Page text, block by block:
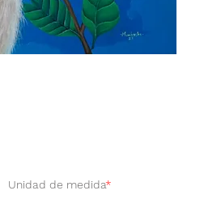
Unidad de medida*